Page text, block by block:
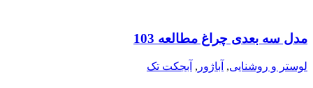
مدل سه بعدی چراغ مطالعه 103
لوستر و روشنایی, آباژور , آبجکت تک